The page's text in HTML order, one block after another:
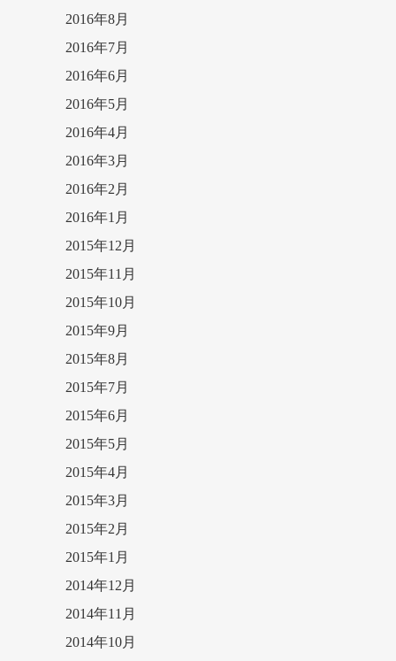
2016年8月
2016年7月
2016年6月
2016年5月
2016年4月
2016年3月
2016年2月
2016年1月
2015年12月
2015年11月
2015年10月
2015年9月
2015年8月
2015年7月
2015年6月
2015年5月
2015年4月
2015年3月
2015年2月
2015年1月
2014年12月
2014年11月
2014年10月